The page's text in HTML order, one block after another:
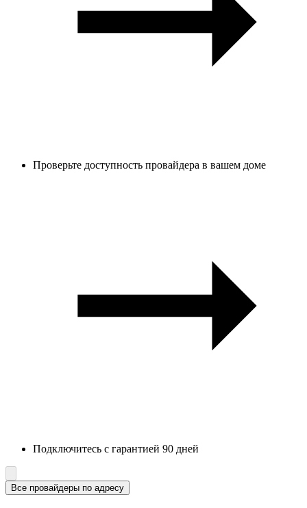
Проверьте доступность провайдера в вашем доме
Подключитесь с гарантией 90 дней
Все провайдеры по адресу